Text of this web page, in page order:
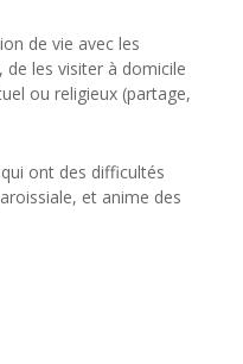
de vie avec les
de les visiter à domicile
ou religieux (partage,
ont des difficultés
et anime des